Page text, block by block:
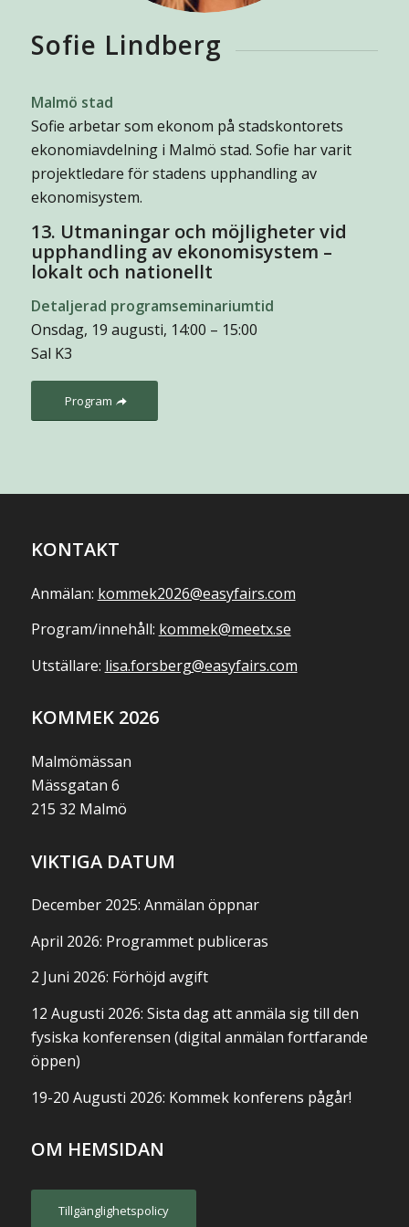
Sofie Lindberg
Malmö stad
Sofie arbetar som ekonom på stadskontorets
ekonomiavdelning i Malmö stad. Sofie har varit
projektledare för stadens upphandling av
ekonomisystem.
13. Utmaningar och möjligheter vid
upphandling av ekonomisystem –
lokalt och nationellt
Detaljerad programseminariumtid
Onsdag, 19 augusti, 14:00 – 15:00
Sal K3
Program
KONTAKT
Anmälan: kommek2026@easyfairs.com
Program/innehåll: kommek@meetx.se
Utställare: lisa.forsberg@easyfairs.com
KOMMEK 2026
Malmömässan
Mässgatan 6
215 32 Malmö
VIKTIGA DATUM
December 2025: Anmälan öppnar
April 2026: Programmet publiceras
2 Juni 2026: Förhöjd avgift
12 Augusti 2026: Sista dag att anmäla sig till den
fysiska konferensen (digital anmälan fortfarande
öppen)
19-20 Augusti 2026: Kommek konferens pågår!
OM HEMSIDAN
Tillgänglighetspolicy